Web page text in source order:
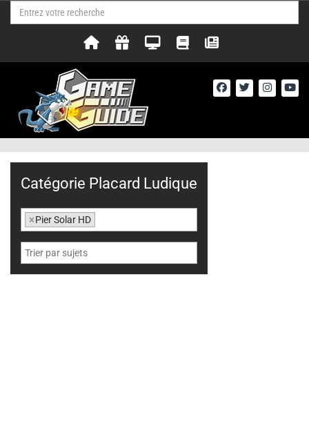
Catégorie Placard Ludique
×Pier Solar HD